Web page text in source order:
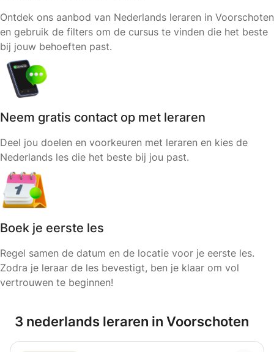
Ontdek ons aanbod van Nederlands leraren in Voorschoten
en gebruik de filters om de cursus te vinden die het beste
bij jouw behoeften past.
Neem gratis contact op met leraren
Deel jou doelen en voorkeuren met leraren en kies de
Nederlands les die het beste bij jou past.
Boek je eerste les
Regel samen de datum en de locatie voor je eerste les.
Zodra je leraar de les bevestigt, ben je klaar om vol
vertrouwen te beginnen!
3 nederlands leraren in Voorschoten